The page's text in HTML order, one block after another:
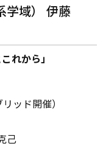
学域） 伊藤
れから」
ッド開催）
己